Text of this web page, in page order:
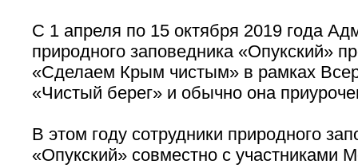
С 1 апреля по 15 октября 2019 года
природного заповедника «Опукский»
«Сделаем Крым чистым» в рамках
«Чистый берег» и обычно она
В этом году сотрудники природного
«Опукский» совместно с участниками